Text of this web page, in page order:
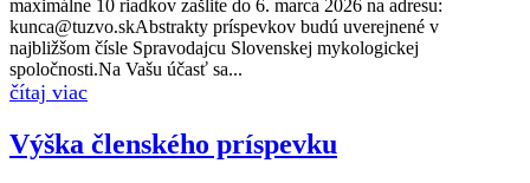
maximálne 10 riadkov zašlite do 6. marca 2026 na adresu:
kunca@tuzvo.skAbstrakty príspevkov budú uverejnené v
najbližšom čísle Spravodajcu Slovenskej mykologickej
spoločnosti.Na Vašu účasť sa...
Výška členského príspevku